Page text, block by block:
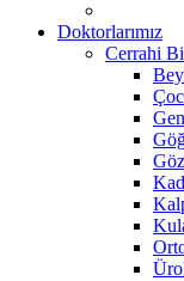
Doktorlarımız
Cerrahi